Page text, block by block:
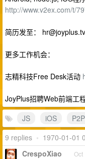
http://www.v2ex.com/t/
简历发至： hr@joyplus.tv
更多工作机会：
志精科技Free Desk活动
JoyPlus招聘Web前端工
JS
iOS
P2P
9 replies • 1970-01-01
CrespoXiao Oct